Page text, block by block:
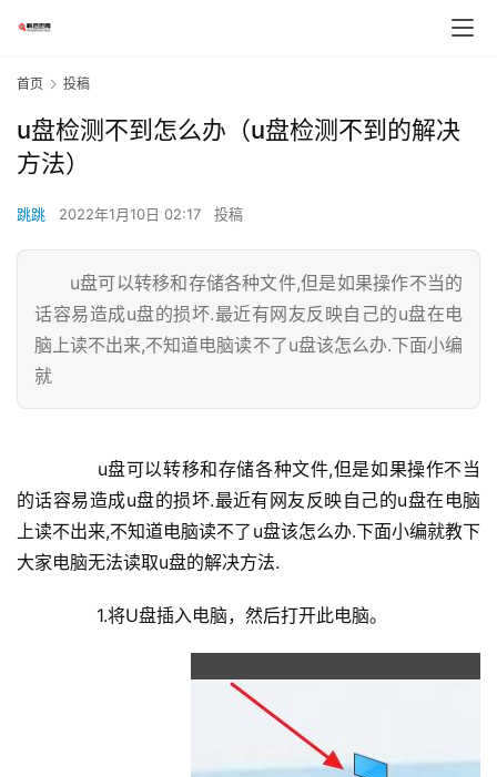
首页 投稿
u盘检测不到怎么办（u盘检测不到的解决
方法）
跳跳 2022年1月10日 02:17 投稿
u盘可以转移和存储各种文件,但是如果操作不当的
话容易造成u盘的损坏.最近有网友反映自己的u盘在电
脑上读不出来,不知道电脑读不了u盘该怎么办.下面小编
就
的话容易造成u盘的损坏.最近有网友反映自己的u盘在电脑
上读不出来,不知道电脑读不了u盘该怎么办.下面小编就教下
大家电脑无法读取u盘的解决方法.
	  1.将U盘插入电脑，然后打开此电脑。